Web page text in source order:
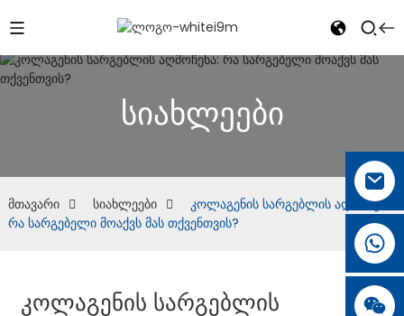
სიახლეები
მთავარი სიახლეები
კოლაგენის სარგებლის აღმოჩენა:
რა სარგებელი მოაქვს მას თქვენთვის?
კოლაგენის სარგებლის